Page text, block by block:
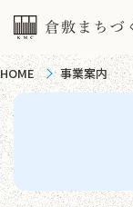
HOME 事業案内